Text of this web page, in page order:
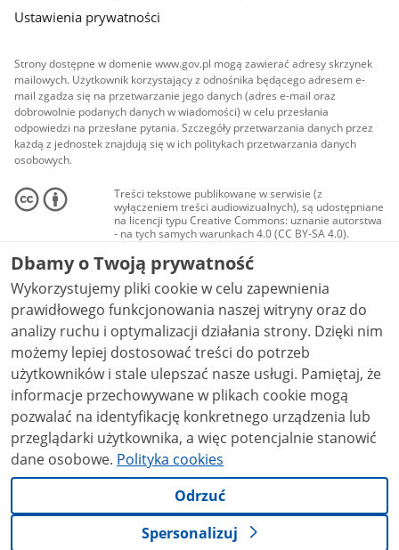
Ustawienia prywatności
Strony dostępne w domenie www.gov.pl mogą zawierać adresy skrzynek
mailowych. Użytkownik korzystający z odnośnika będącego adresem e-
mail zgadza się na przetwarzanie jego danych (adres e-mail oraz
dobrowolnie podanych danych w wiadomości) w celu przesłania
odpowiedzi na przesłane pytania. Szczegóły przetwarzania danych przez
każdą z jednostek znajdują się w ich politykach przetwarzania danych
osobowych.
Treści tekstowe publikowane w serwisie (z
wyłączeniem treści audiowizualnych), są udostępniane
na licencji typu Creative Commons: uznanie autorstwa
- na tych samych warunkach 4.0 (CC BY-SA 4.0).
Materiały audiowizualne, w tym zdjęcia, materiały
audio i wideo, są udostępniane na licencji typu
Creative Commons: uznanie autorstwa użycie
niekomercyjne - bez utworów zależnych 4.0 (CC BY-
NC-ND 4.0), o ile nie jest to stwierdzone inaczej.
Dbamy o Twoją prywatność
Wykorzystujemy pliki cookie w celu zapewnienia
prawidłowego funkcjonowania naszej witryny oraz do
analizy ruchu i optymalizacji działania strony. Dzięki nim
możemy lepiej dostosować treści do potrzeb
użytkowników i stale ulepszać nasze usługi. Pamiętaj, że
informacje przechowywane w plikach cookie mogą
pozwalać na identyfikację konkretnego urządzenia lub
przeglądarki użytkownika, a więc potencjalnie stanowić
dane osobowe. Polityka cookies
Odrzuć
Spersonalizuj